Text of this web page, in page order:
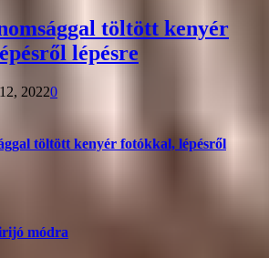
töltött kenyér
lépésre
20220
töltött kenyér fotókkal, lépésről
módra